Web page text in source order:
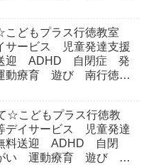
浦安市
どもプラス行徳教室
サービス 児童発達支援
迎 ADHD 自閉症 発
動療育 遊び 南行徳
☆こどもプラス行徳教
イサービス 児童発達
料送迎 ADHD 自閉
い 運動療育 遊び 南